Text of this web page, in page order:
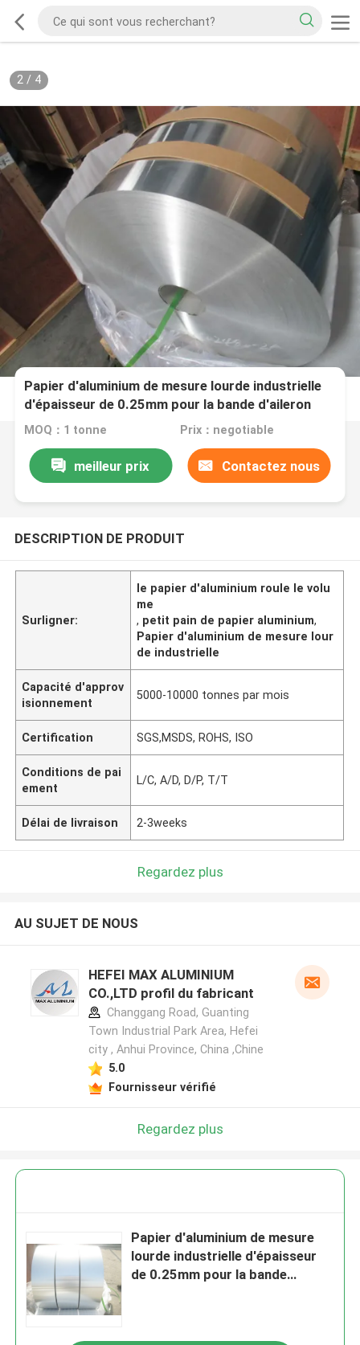
2/ 4
Papier d'aluminium de mesure lourde industrielle
d'épaisseur de 0.25mm pour la bande d'aileron
dans des bobines d'échangeur de chaleur et de
MOQ：1 tonne Prix：negotiable
meilleur prix Contactez nous
DESCRIPTION DE PRODUIT
Surligner:
le papier d'aluminium roule le volu
me
, petit pain de papier aluminium,
Papier d'aluminium de mesure lour
de industrielle
Capacité d'approv
isionnement
5000-10000 tonnes par mois
Certification SGS,MSDS, ROHS, ISO
Conditions de pai
ement
L/C, A/D, D/P, T/T
Délai de livraison 2-3weeks
Regardez plus
AU SUJET DE NOUS
HEFEI MAX ALUMINIUM
CO.,LTD profil du fabricant
Changgang Road, Guanting
Town Industrial Park Area, Hefei
city , Anhui Province, China ,Chine
5.0
Fournisseur vérifié
Regardez plus
Papier d'aluminium de mesure
lourde industrielle d'épaisseur
de 0.25mm pour la bande